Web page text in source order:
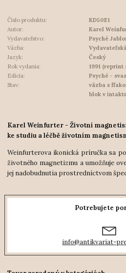
Číslo produktu:
KD50E1
Autor:
Karel
Vydavateľstvo:
Psyché
Väzba:
Jazyk:
Český
Rok vydania:
1991 (reprint
Edícia:
Psyché -
Stav:
väzba s
blok v
Karel Weinfurter - Životní
ke studiu a léčbě životním
Weinfurterova ikonická príručka sa
životného magnetizmu a umožňuje
jej nadobudnutia prostredníctvom
Potrebujete
info@antikvariat-